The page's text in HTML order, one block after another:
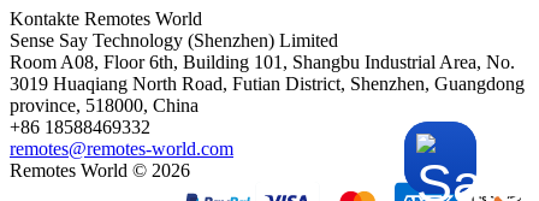
Kontakte Remotes World
Sense Say Technology (Shenzhen) Limited
Room A08, Floor 6th, Building 101, Shangbu Industrial Area, No.
3019 Huaqiang North Road, Futian District, Shenzhen, Guangdong
province, 518000, China
+86 18588469332
remotes@remotes-world.com
Remotes World © 2026